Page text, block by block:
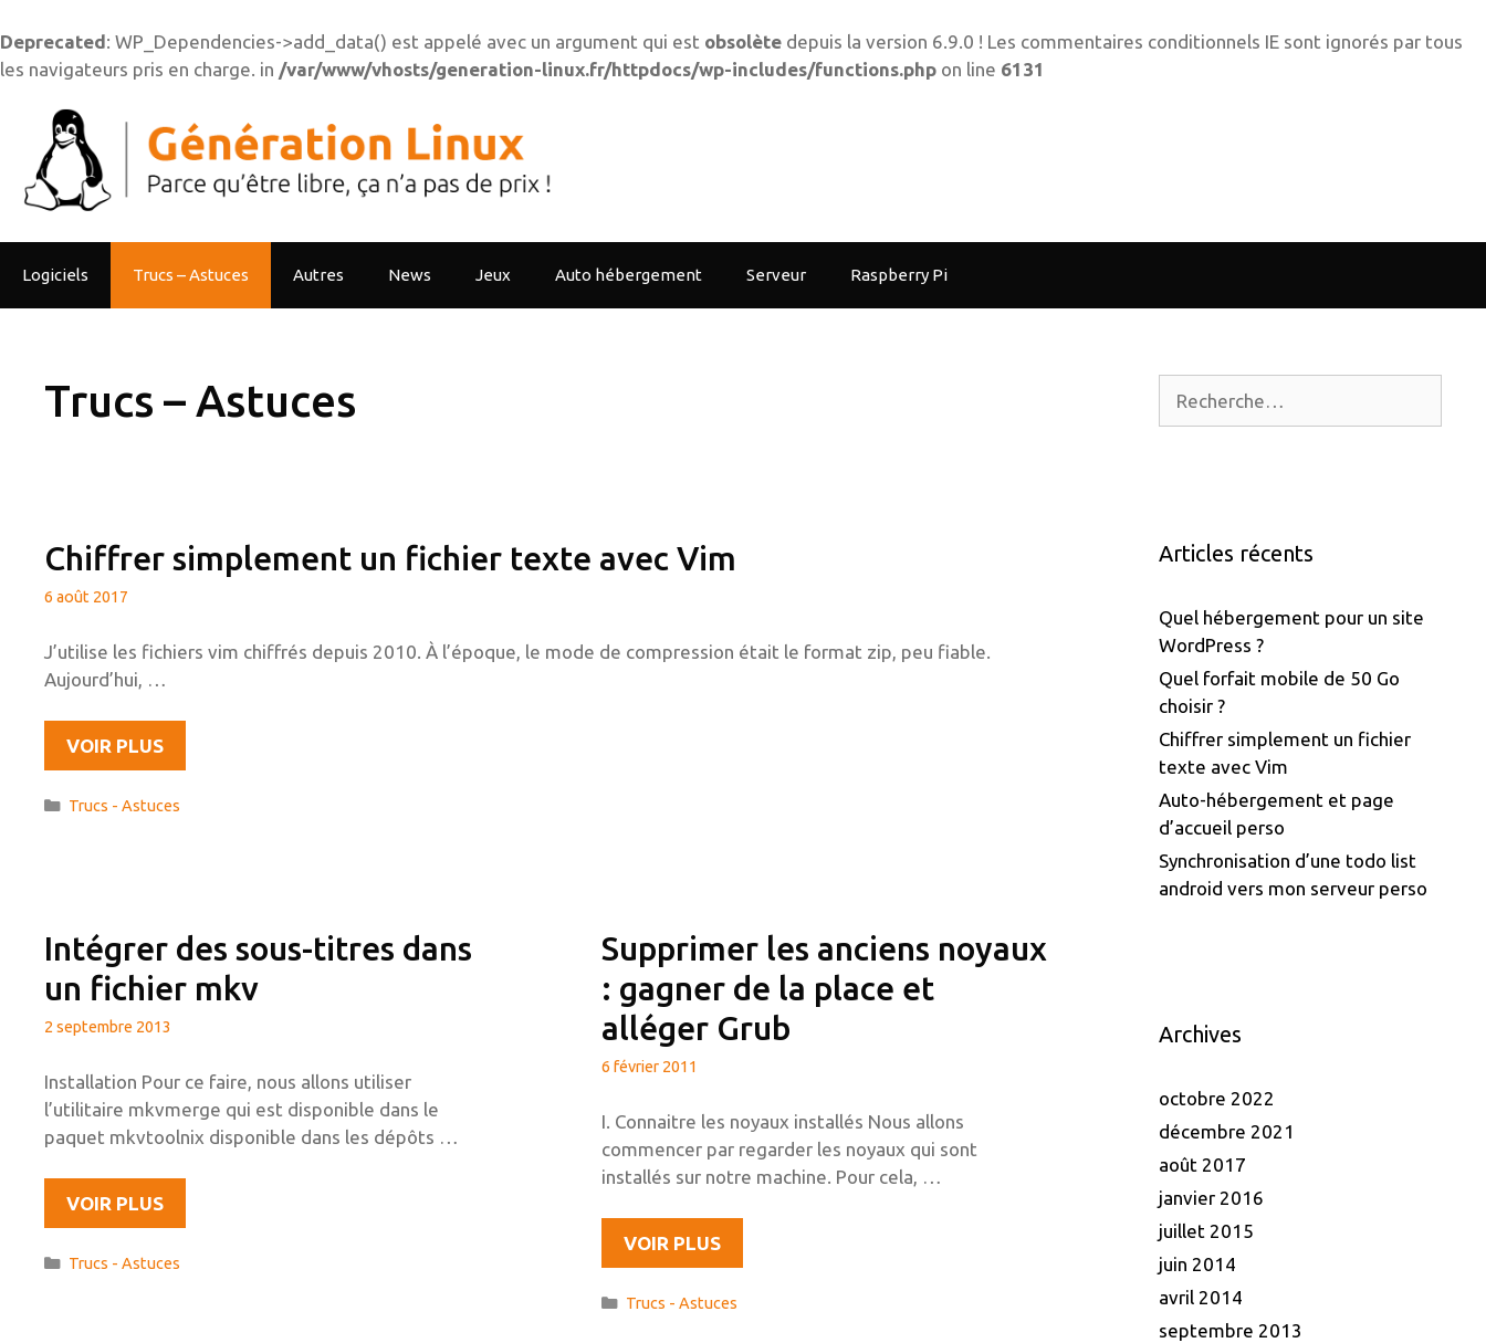
Deprecated: WP_Dependencies->add_data() est appelé avec un argument qui est obsolète depuis la version 6.9.0 ! Les commentaires conditionnels IE sont ignorés par tous
les navigateurs pris en charge. in /var/www/vhosts/generation-linux.fr/httpdocs/wp-includes/functions.php on line 6131
contenu
Logiciels Trucs – Astuces Autres News Jeux Auto hébergement Serveur Raspberry Pi
Trucs – Astuces
Chiffrer simplement un fichier texte avec Vim
6 août 2017
J’utilise les fichiers vim chiffrés depuis 2010. À l’époque, le mode de compression était le format zip, peu fiable.
Aujourd’hui, …
VOIR PLUSCHIFFRER
SIMPLEMENT
UN
Catégories
Trucs - Astuces
Intégrer des sous-titres dans
un fichier mkv
2 septembre 2013
Installation Pour ce faire, nous allons utiliser
l’utilitaire mkvmerge qui est disponible dans le
paquet mkvtoolnix disponible dans les dépôts …
VOIR PLUSINTÉGRER
DES
SOUS-
Catégories
Trucs - Astuces
Supprimer les anciens noyaux
: gagner de la place et
alléger Grub
6 février 2011
I. Connaitre les noyaux installés Nous allons
commencer par regarder les noyaux qui sont
installés sur notre machine. Pour cela, …
VOIR PLUSSUPPRIMER
LES
ANCIENS
Catégories
Trucs - Astuces
Articles récents
Quel hébergement pour un site
WordPress ?
Quel forfait mobile de 50 Go
choisir ?
Chiffrer simplement un fichier
texte avec Vim
Auto-hébergement et page
d’accueil perso
Synchronisation d’une todo list
android vers mon serveur perso
Archives
octobre 2022
décembre 2021
août 2017
janvier 2016
juillet 2015
juin 2014
avril 2014
septembre 2013